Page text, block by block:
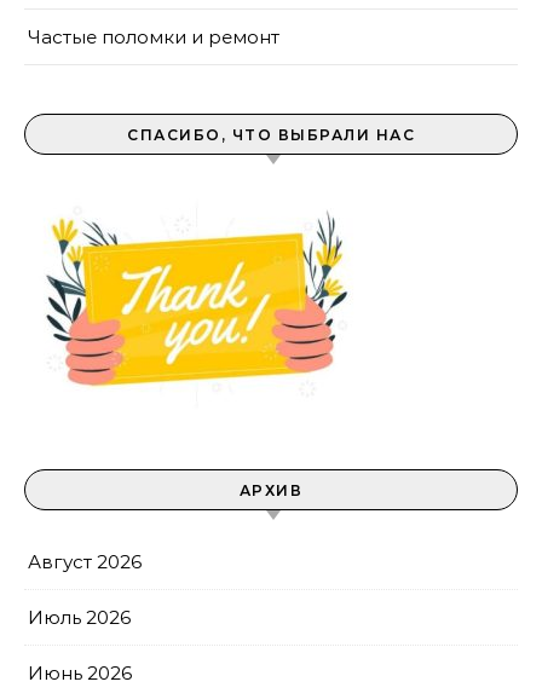
Частые поломки и ремонт
СПАСИБО, ЧТО ВЫБРАЛИ НАС
АРХИВ
Август 2026
Июль 2026
Июнь 2026